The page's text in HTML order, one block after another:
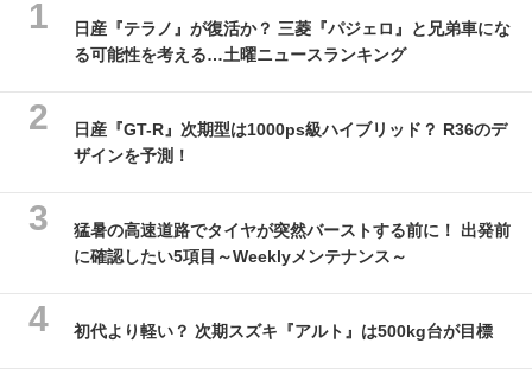
日産『テラノ』が復活か？ 三菱『パジェロ』と兄弟車にな
る可能性を考える…土曜ニュースランキング
日産『GT-R』次期型は1000ps級ハイブリッド？ R36のデ
ザインを予測！
猛暑の高速道路でタイヤが突然バーストする前に！ 出発前
に確認したい5項目～Weeklyメンテナンス～
初代より軽い？ 次期スズキ『アルト』は500kg台が目標